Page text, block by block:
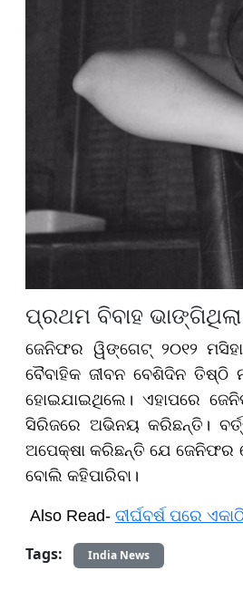
ପ୍ରଥମ ବିବାହ ଭାଙ୍ଗିଥିଲା
ଜେନିଫର ୱିଙ୍ଗେଟ୍ ୨୦୧୨
ବୈବାହିକ ଜୀବନ ବେଶିଦିନ ତିଷ୍ଠି
ହୋଇଯାଇଥିଲେ। ଏହାପରେ
ସିରିଜରେ ଅଭିନୟ କରିଛନ୍ତି।
ଅପେକ୍ଷା କରିଛନ୍ତି ଯେ ଜେନିଫର
ବୋଲି କହିପାରିବା।
Also Read- ଦୀର୍ଘବର୍ଷ ପରେ
Tags: India News